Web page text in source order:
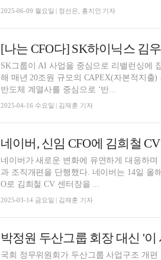
2025-06-09 월요일 | 정선은, 홍지인 기자
SK그룹이 AI 사업을 중심으로 리밸런싱에
해 매년 20조원 규모의 CAPEX(자본적지출
반도체 계열사를 중심으로 ‘반...
2025-04-16 수요일 | 김재훈 기자
네이버, 신임 CFO에 김희철
네이버가 새로운 변화에 유연하게 대응하
과 조직개편을 단행했다. 네이버는 14일 올해 임기가 만료되는 김남선 CFO를 대신해 신임 CF
O로 김희철 CV 센터장을 ...
2025-03-14 금요일 | 김재훈 기자
박정원 두산그룹 회장 대신 '
국회 정무위원회가 두산그룹 사업구조 개